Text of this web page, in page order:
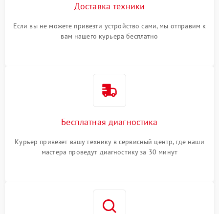
Доставка техники
Если вы не можете привезти устройство сами, мы отправим к
вам нашего курьера бесплатно
Бесплатная диагностика
Курьер привезет вашу технику в сервисный центр, где наши
мастера проведут диагностику за 30 минут